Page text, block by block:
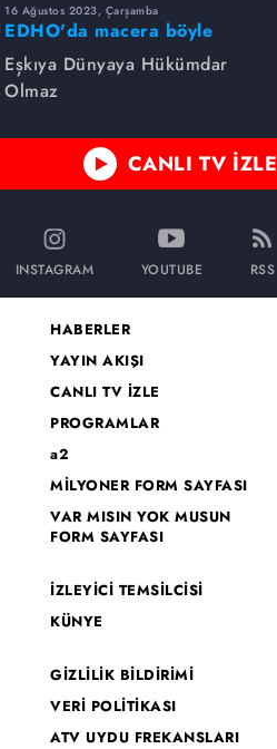
16 Ağustos 2023, Çarşamba
EDHO'da macera böyle
başlamıştı...
Eşkıya Dünyaya Hükümdar
Olmaz
CANLI TV İZLE
INSTAGRAM YOUTUBE RSS
HABERLER
YAYIN AKIŞI
CANLI TV İZLE
PROGRAMLAR
a2
MİLYONER FORM SAYFASI
VAR MISIN YOK MUSUN
FORM SAYFASI
İZLEYİCİ TEMSİLCİSİ
KÜNYE
GİZLİLİK BİLDİRİMİ
VERİ POLİTİKASI
ATV UYDU FREKANSLARI